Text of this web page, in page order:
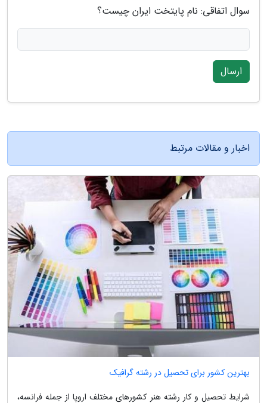
سوال اتفاقی: نام پایتخت ایران چیست؟
ارسال
اخبار و مقالات مرتبط
بهترین کشور برای تحصیل در رشته گرافیک
شرایط تحصیل و کار رشته هنر کشورهای مختلف اروپا از جمله فرانسه،